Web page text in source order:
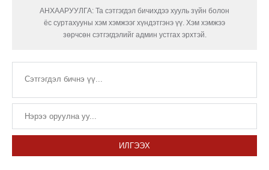
АНХААРУУЛГА: Та сэтгэгдэл бичихдээ хууль зүйн болон
ёс суртахууны хэм хэмжээг хүндэтгэнэ үү. Хэм хэмжээ
зөрчсөн сэтгэгдэлийг админ устгах эрхтэй.
ИЛГЭЭХ